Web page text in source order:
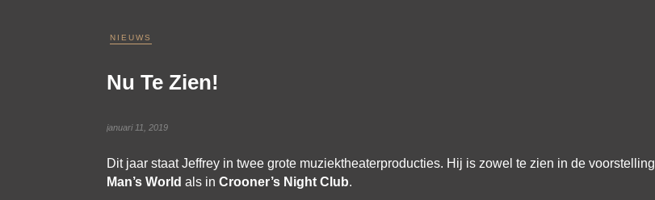
NIEUWS
Nu Te Zien!
januari 11, 2019
Dit jaar staat Jeffrey in twee grote muziektheaterproducties. Hij is zowel te zien in de voorstelling
Man’s World als in Crooner’s Night Club.